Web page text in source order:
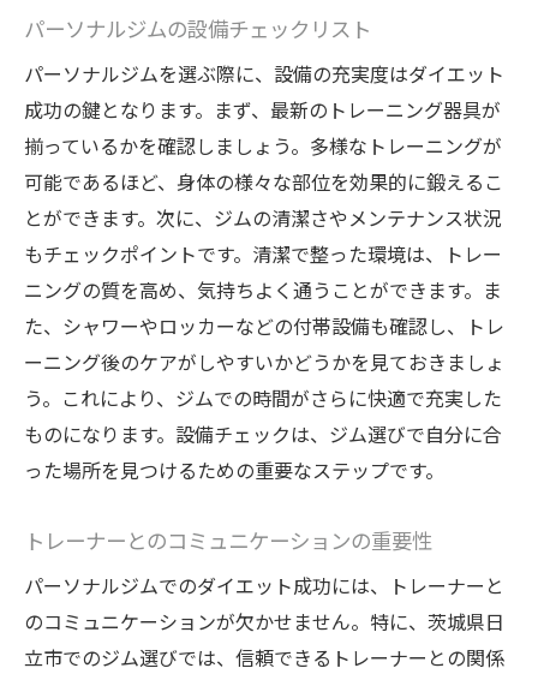
パーソナルジムの設備チェックリスト
パーソナルジムを選ぶ際に、設備の充実度はダイエット
成功の鍵となります。まず、最新のトレーニング器具が
揃っているかを確認しましょう。多様なトレーニングが
可能であるほど、身体の様々な部位を効果的に鍛えるこ
とができます。次に、ジムの清潔さやメンテナンス状況
もチェックポイントです。清潔で整った環境は、トレー
ニングの質を高め、気持ちよく通うことができます。ま
た、シャワーやロッカーなどの付帯設備も確認し、トレ
ーニング後のケアがしやすいかどうかを見ておきましょ
う。これにより、ジムでの時間がさらに快適で充実した
ものになります。設備チェックは、ジム選びで自分に合
った場所を見つけるための重要なステップです。
トレーナーとのコミュニケーションの重要性
パーソナルジムでのダイエット成功には、トレーナーと
のコミュニケーションが欠かせません。特に、茨城県日
立市でのジム選びでは、信頼できるトレーナーとの関係